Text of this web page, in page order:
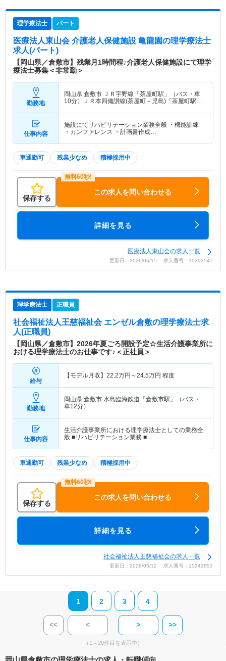
理学療法士 パート
医療法人東山会 介護老人保健施設 亀龍園の理学療法士
求人(パート)
【岡山県／倉敷市】残業月1時間程♪介護老人保健施設にて理学
療法士募集＜非常勤＞
勤務地
岡山県 倉敷市 ＪＲ宇野線「茶屋町駅」（バス・車
10分）ＪＲ本四備讃線(茶屋町－児島)「茶屋町駅」
仕事内容
施設にてリハビリテーション業務全般 ・機能訓練
・カンファレンス ・計画書作成…
車通勤可 残業少なめ 積極採用中
保存する
この求人を問い合わせる
詳細を見る
医療法人東山会の求人一覧
更新日：2026/06/15 求人番号：10203547
理学療法士 正職員
社会福祉法人王慈福祉会 エンゼル倉敷の理学療法士求
人(正職員)
【岡山県／倉敷市】2026年夏ごろ開設予定☆生活介護事業所に
おける理学療法士のお仕事です♪＜正社員＞
給与
【モデル月収】 22.2万円～24.5万円 程度
勤務地
岡山県 倉敷市 水島臨海鉄道「倉敷市駅」（バス・
車12分）
仕事内容
生活介護事業所における理学療法士としての業務全
般 ■リハビリテーション業務 ■…
車通勤可 残業少なめ 積極採用中
保存する
この求人を問い合わせる
詳細を見る
社会福祉法人王慈福祉会の求人一覧
更新日：2026/05/12 求人番号：10242852
1 2 3 4
<< < > >>
（1～20件目を表示中）